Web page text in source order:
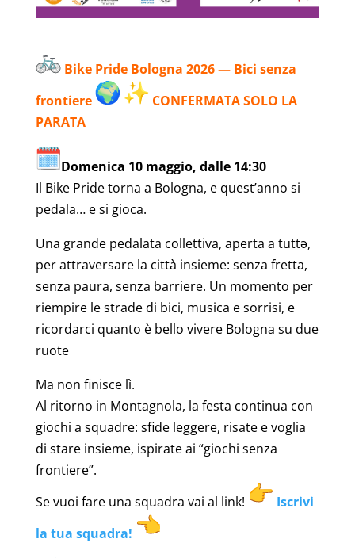
Bike Pride Bologna 2026 — Bici senza
frontiere
CONFERMATA SOLO LA
PARATA
Domenica 10 maggio, dalle 14:30
Il Bike Pride torna a Bologna, e quest’anno si
pedala… e si gioca.
Una grande pedalata collettiva, aperta a tuttə,
per attraversare la città insieme: senza fretta,
senza paura, senza barriere. Un momento per
riempire le strade di bici, musica e sorrisi, e
ricordarci quanto è bello vivere Bologna su due
ruote
Ma non finisce lì.
Al ritorno in Montagnola, la festa continua con
giochi a squadre: sfide leggere, risate e voglia
di stare insieme, ispirate ai “giochi senza
frontiere”.
Se vuoi fare una squadra vai al link!
Iscrivi
la tua squadra!